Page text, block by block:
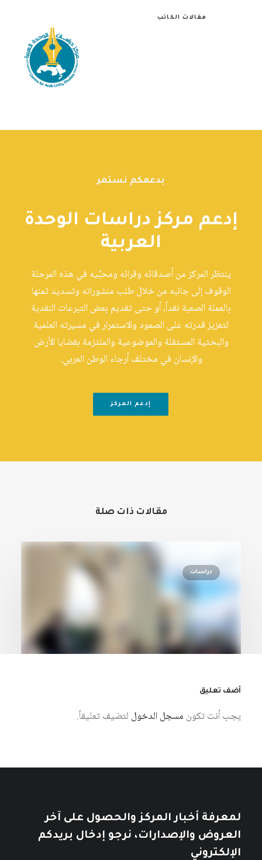
مقالات الكاتب
بدعمكم نستمر
إدعم مركز دراسات الوحدة
العربية
ينتظر المركز من أصدقائه وقرائه ومحبِّيه في هذه المرحلة
الوقوف إلى جانبه من خلال طلب منشوراته وتسديد ثمنها
بالعملة الصعبة نقداً، أو حتى تقديم بعض التبرعات النقدية
لتعزيز قدرته على الصمود والاستمرار في مسيرته العلمية
والبحثية المستقلة والموضوعية والملتزمة بقضايا الأرض
والإنسان في مختلف أرجاء الوطن العربي.
إدعم المركز
مقالات ذات صلة
دراسات
6 أغسطس، 2026
أضف تعليق
يجب أنت تكون مسجل الدخول لتضيف تعليقاً.
لمعرفة أخبار المركز والحصول على آخر
العروض والإصدارات، نرجو إدخال بريدكم
الإلكتروني